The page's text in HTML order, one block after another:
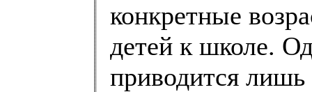
конкретные
детей к школе.
приводится